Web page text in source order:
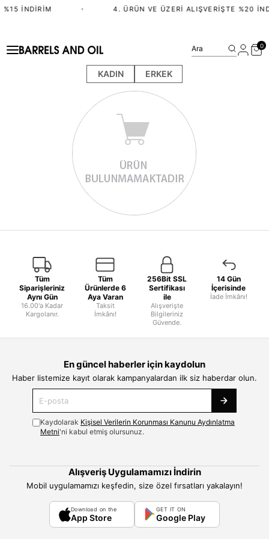
İNDIRIM • 4. ÜRÜN VE ÜZERI ALIŞVERIŞTE %20
KADIN ERKEK
Ara 0
Tüm
Siparişleriniz
Aynı Gün
16.00'a Kadar
Kargolanır.
Tüm
Ürünlerde 6
Aya Varan
Taksit
İmkânı!
256Bit SSL
Sertifikası
ile
Alışverişte
Bilgileriniz
Güvende.
14 Gün
İçerisinde
İade İmkânı!
En güncel haberler için kaydolun
Haber listemize kayıt olarak kampanyalardan ilk siz haberdar olun.
Kaydolarak Kişisel Verilerin Korunması Kanunu Aydınlatma
Metni'ni kabul etmiş olursunuz.
Alışveriş Uygulamamızı İndirin
Mobil uygulamamızı keşfedin, size özel fırsatları yakalayın!
Download on the
App Store
GET IT ON
Google Play